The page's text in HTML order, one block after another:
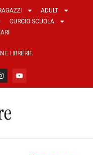
ADULT
CURCIO SCUOLA
LIBRERIE